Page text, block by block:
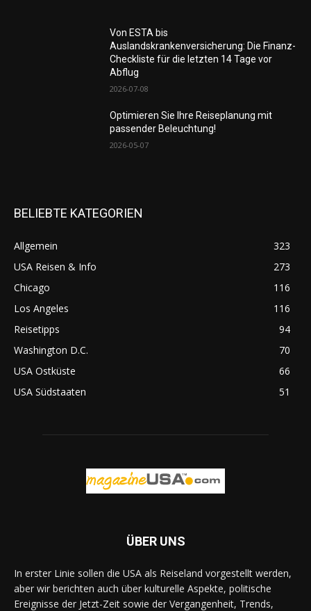
Von ESTA bis
Auslandskrankenversicherung: Die Finanz-
Checkliste für die letzten 14 Tage vor
Abflug
2026-07-08
Optimieren Sie Ihre Reiseplanung mit
passender Beleuchtung!
2026-05-07
BELIEBTE KATEGORIEN
Allgemein
323
USA Reisen & Info
273
Chicago
116
Los Angeles
116
Reisetipps
94
Washington D.C.
70
USA Ostküste
66
USA Südstaaten
51
ÜBER UNS
In erster Linie sollen die USA als Reiseland vorgestellt werden,
aber wir berichten auch über kulturelle Aspekte, politische
Ereignisse der Jetzt-Zeit sowie der Vergangenheit, Trends,